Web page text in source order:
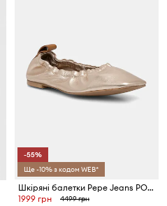
-55%
Ще -10% з кодом WEB*
Шкіряні балетки Pepe Jeans POPPY LOGO
1999 грн
4499 грн